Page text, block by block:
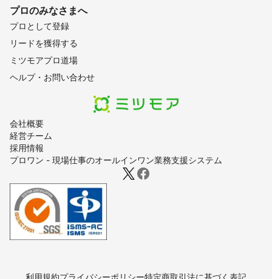
会社概要
経営チーム
採用情報
プロワン - 現場仕事のオールインワン業務支援システム
プロのみなさまへ
プロとして登録
リードを獲得する
ミツモアプロ道場
ヘルプ・お問い合わせ
利用規約プライバシーポリシー特定商取引法に基づく表記